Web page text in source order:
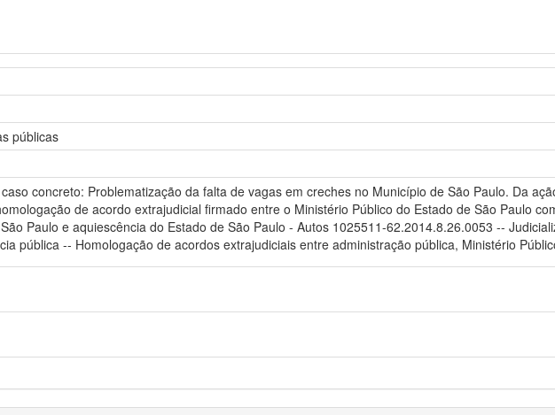
públicas
concreto: Problematização da falta de vagas em creches no Município de São Paulo. Da
de acordo extrajudicial firmado entre o Ministério Público do Estado de São Paulo
Paulo e aquiescência do Estado de São Paulo - Autos 1025511-62.2014.8.26.0053 --
pública -- Homologação de acordos extrajudiciais entre administração pública, Ministério